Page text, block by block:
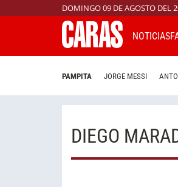
DOMINGO 09 DE AGOSTO DEL
NOTICIAS
PAMPITA JORGE MESSI
DIEGO